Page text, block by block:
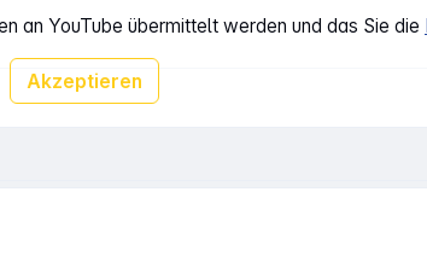
an YouTube übermittelt werden und das Sie die
Akzeptieren